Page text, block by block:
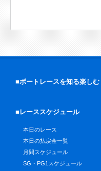
■ボートレースを知る楽しむ
■レーススケジュール
本日のレース
本日の払戻金一覧
月間スケジュール
SG・PG1スケジュール